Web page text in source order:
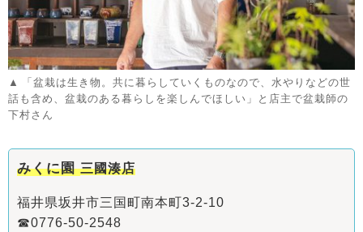
「盆栽は生き物。共に暮らしていくものなので、水やりなどの世
話も含め、盆栽のある暮らしを楽しんでほしい」と店主で盆栽師の
下村さん
みくに園三國湊店
福井県坂井市三国町南本町3-2-10
☎0776-50-2548